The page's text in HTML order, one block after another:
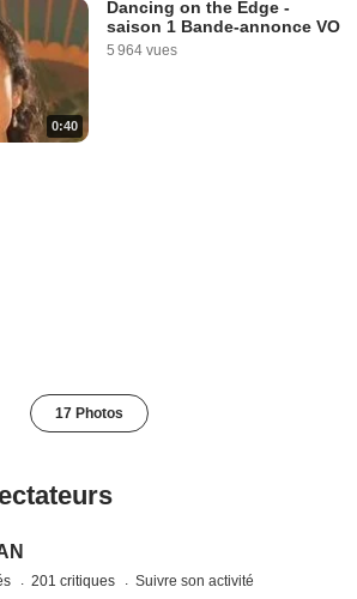
0:40
Dancing on the Edge -
saison 1 Bande-annonce VO
5 964 vues
17 Photos
201 critiques Suivre son activité